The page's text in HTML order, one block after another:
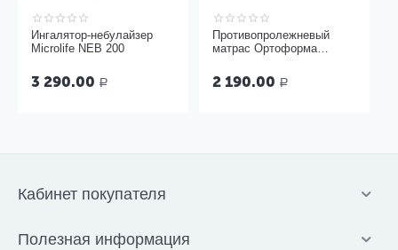
Ингалятор-небулайзер
Microlife NEB 200
3 290.00 Р
Противопролежневый
матрас Ортоформа
2 190.00 Р
Кабинет покупателя
Полезная информация